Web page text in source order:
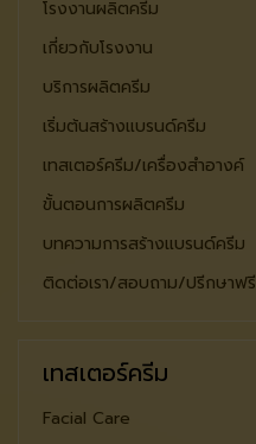
โรงงานผลิตครีม
เกี่ยวกับโรงงาน
บริการผลิตครีม
เริ่มต้นสร้างแบรนด์ครีม
เทสเตอร์ครีม/เครื่องสำอางค์
ขั้นตอนการผลิตครีม
บทความการสร้างแบรนด์ครีม
ติดต่อเรา/สอบถาม/ปรีกษาฟรี
เทสเตอร์ครีม
Facial Care